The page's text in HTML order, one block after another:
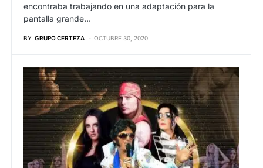
encontraba trabajando en una adaptación para la
pantalla grande…
BY GRUPO CERTEZA OCTUBRE 30, 2020